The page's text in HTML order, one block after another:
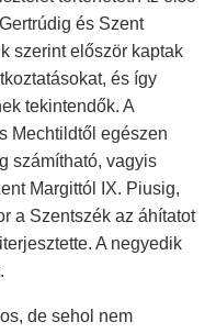
és Szent
szerint először kaptak
és így
tekintendők. A
Mechtildtől egészen
számítható, vagyis
Margittól IX. Piusig,
a Szentszék az áhítatot
A negyedik
de sehol nem